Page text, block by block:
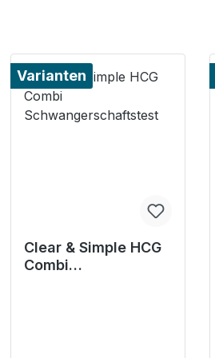
Varianten
Clear & Simple HCG
Combi